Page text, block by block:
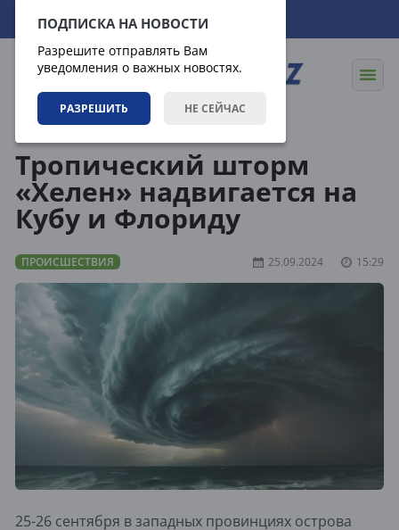
ПОДПИСКА НА НОВОСТИ
Разрешите отправлять Вам
уведомления о важных новостях.
РАЗРЕШИТЬ НЕ СЕЙЧАС
06.08.2026 22:50:30
Тропический шторм
«Хелен» надвигается на
Кубу и Флориду
ПРОИСШЕСТВИЯ 25.09.2024 15:29
25-26 сентября в западных провинциях острова